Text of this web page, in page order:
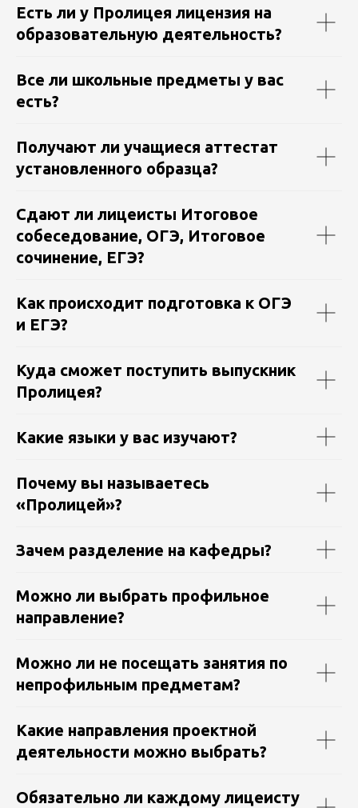
Есть ли у Пролицея лицензия на
образовательную деятельность?
Все ли школьные предметы у вас
есть?
Получают ли учащиеся аттестат
установленного образца?
Сдают ли лицеисты Итоговое
собеседование, ОГЭ, Итоговое
сочинение, ЕГЭ?
Как происходит подготовка к ОГЭ
и ЕГЭ?
Куда сможет поступить выпускник
Пролицея?
Какие языки у вас изучают?
Почему вы называетесь
«Пролицей»?
Зачем разделение на кафедры?
Можно ли выбрать профильное
направление?
Можно ли не посещать занятия по
непрофильным предметам?
Какие направления проектной
деятельности можно выбрать?
Обязательно ли каждому лицеисту